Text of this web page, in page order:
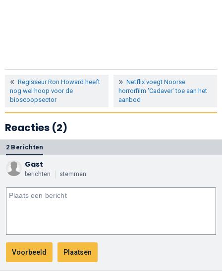
Regisseur Ron Howard heeft
nog wel hoop voor de
bioscoopsector
Netflix voegt Noorse
horrorfilm 'Cadaver' toe aan het
aanbod
Reacties (2)
2 Berichten
Gast
berichten stemmen